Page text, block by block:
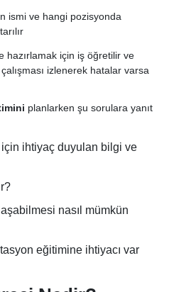
ismi ve hangi pozisyonda
hazırlamak için iş öğretilir ve
izlenerek hatalar varsa
planlarken şu sorulara yanıt
ihtiyaç duyulan bilgi ve
nasıl mümkün
eğitimine ihtiyacı var